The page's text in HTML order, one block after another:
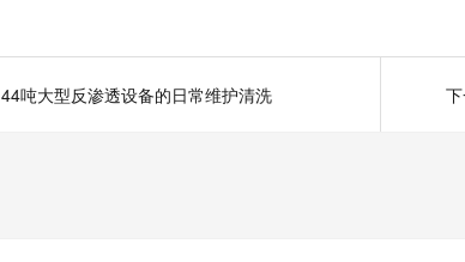
44吨大型反渗透设备的日常维护清洗 下